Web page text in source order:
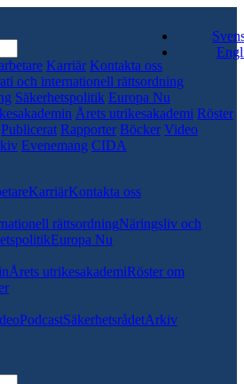
Karriär Kontakta oss
och internationell rättsordning
Säkerhetspolitik Europa Nu
Årets utrikesakademi Röster
Publicerat Rapporter Böcker Video
Evenemang CIDA
KarriärKontakta oss
rättsordningNäringsliv och
Europa Nu
Årets utrikesakademiRöster om
PodcastSäkerhetsrådetArkiv